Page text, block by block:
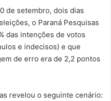
de setembro, dois dias
o Paraná Pesquisas
das intenções de votos
e indecisos) e que
de erro era de 2,2 pontos
revelou o seguinte cenário: